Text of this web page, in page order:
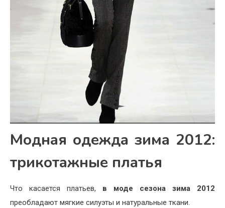
Модная одежда зима 2012:
трикотажные платья
Что касается платьев, в моде сезона зима 2012
преобладают мягкие силуэты и натуральные ткани.